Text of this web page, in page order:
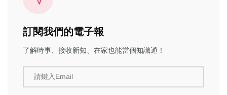
訂閱我們的電子報
了解時事、接收新知、在家也能當個知識通！
請鍵入Email